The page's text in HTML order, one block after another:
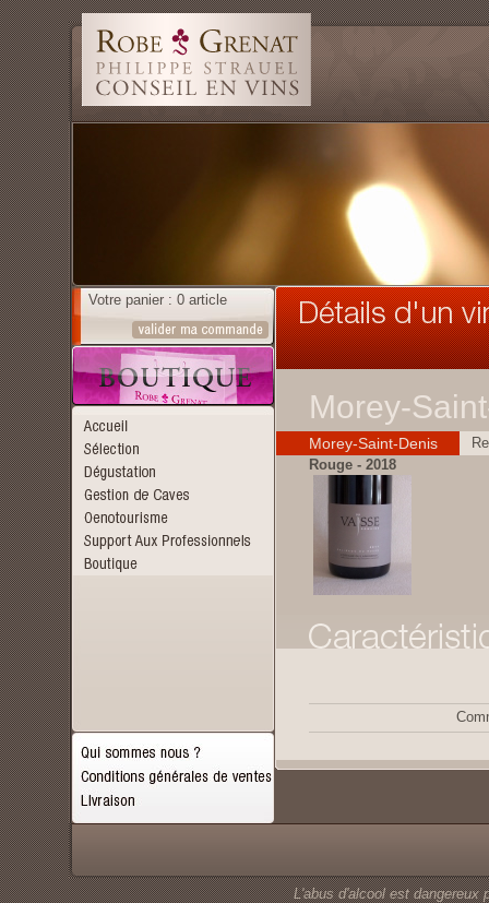
Votre panier : 0 article
Morey-
Morey-Saint-Denis
Rouge - 2018
L'abus d'alcool est dangereux